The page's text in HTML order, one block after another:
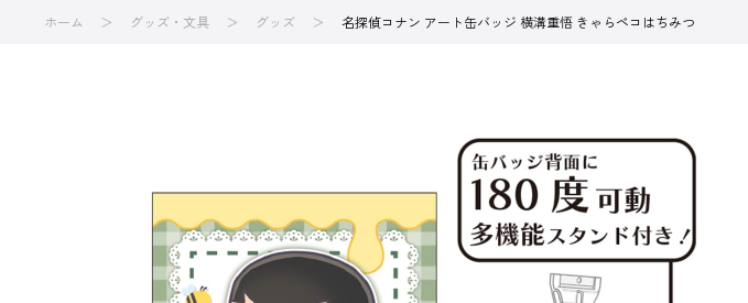
ホーム グッズ・文具 グッズ 名探偵コナン アート缶バッジ 横溝重悟 きゃらペコはちみつ